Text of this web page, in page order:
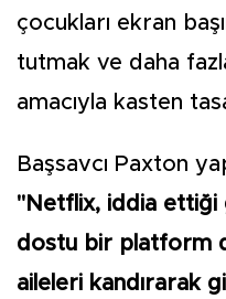
çocukları ekran
tutmak ve daha
amacıyla kasten
Başsavcı Paxton
"Netflix, iddia ettiği
dostu bir platform
aileleri kandırarak